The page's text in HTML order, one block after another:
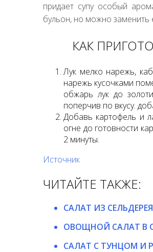
придает супу особый
бульон, но можно
КАК
Лук мелко нарежь,
нарежь кусочками
обжарь лук до
поперчив по вкусу.
Добавь картофель и
огне до готовности
2 минуты.
Источник
ЧИТАЙТЕ ТАКЖЕ:
САЛАТ ИЗ
ОВОЩНОЙ САЛАТ В
САЛАТ С ТУНЦОМ И